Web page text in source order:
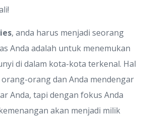
, anda harus menjadi seorang
Anda adalah untuk menemukan
di dalam kota-kota terkenal. Hal
orang dan Anda mendengar
Anda, tapi dengan fokus Anda
akan menjadi milik